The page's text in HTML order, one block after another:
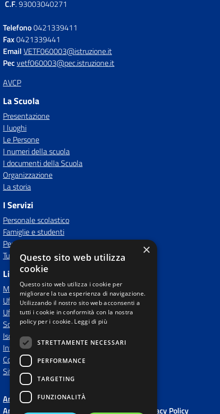
C.F. 93003040271
Telefono0421339411
Fax0421339441
Email VETF060003@istruzione.it
Pecvetf060003@pec.istruzione.it
AVCP
La Scuola
Presentazione
I luoghi
Le Persone
I numeri della scuola
I documenti della Scuola
Organizzazione
La storia
I Servizi
Personale scolastico
Famiglie e studenti
Percorsi di studio
Tutti i servizi
Link Esterni
MIUR
Ufficio Scolastico Regionale
Ufficio Scolastico Territoriale
Scuola in Chiaro
Iscrizioni On Line
Invalsi
Comune
Sito Precedente
Amministrazione Trasparente fino al 2020
Amministrazione TrasparenteAlbo OnlinePrivacy Policy
×
Questo sito web utilizza
cookie
Questo sito web utilizza i cookie per
migliorare la tua esperienza di navigazione.
Utilizzando il nostro sito web acconsenti a
tutti i cookie in conformità con la nostra
policy per i cookie. Leggi di più
STRETTAMENTE NECESSARI
PERFORMANCE
TARGETING
FUNZIONALITÀ